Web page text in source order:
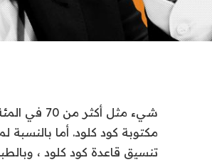
مكتوبة كود كلود. أما بالنسبة
تنسيق قاعدة كود كلود ،